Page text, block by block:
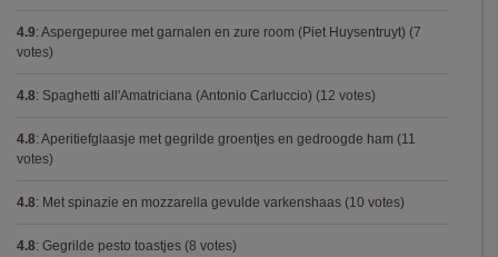
4.9: Aspergepuree met garnalen en zure room (Piet Huysentruyt) (7
votes)
4.8: Spaghetti all'Amatriciana (Antonio Carluccio) (12 votes)
4.8: Aperitiefglaasje met gegrilde groentjes en gedroogde ham (11
votes)
4.8: Met spinazie en mozzarella gevulde varkenshaas (10 votes)
4.8: Gegrilde pesto toastjes (8 votes)